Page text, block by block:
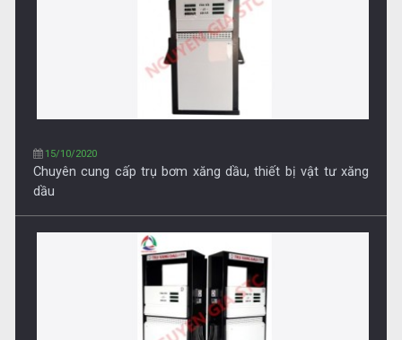
15/10/2020
Chuyên cung cấp thiết bị vật tư xăng dầu, thiết bị vật tư
trụ bơm,